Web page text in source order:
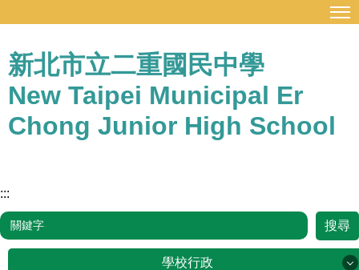
主
要
內
容
區
新北市立二重國民中學
New Taipei Municipal Er
Chong Junior High School
:::
搜尋
學校行政